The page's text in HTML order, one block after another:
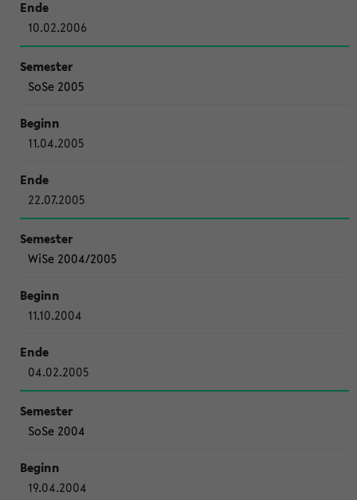
10.02.2006
SoSe 2005
11.04.2005
22.07.2005
WiSe 2004/2005
11.10.2004
04.02.2005
SoSe 2004
19.04.2004